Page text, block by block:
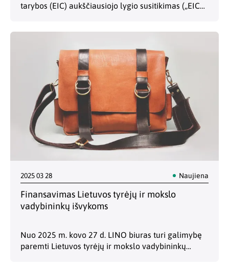
tarybos (EIC) aukščiausiojo lygio susitikimas („EIC
2025 03 28 Naujiena
Finansavimas Lietuvos tyrėjų ir mokslo
vadybininkų išvykoms
Nuo 2025 m. kovo 27 d. LINO biuras turi galimybę
paremti Lietuvos tyrėjų ir mokslo vadybininkų